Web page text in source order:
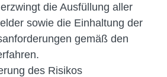
die Ausfüllung aller
sowie die Einhaltung der
gemäß den
des Risikos